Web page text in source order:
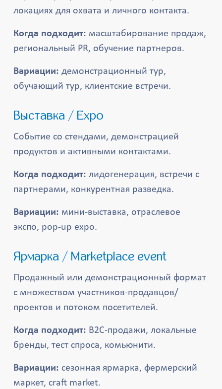
локациях для охвата и личного контакта.
Когда подходит: масштабирование продаж,
региональный PR, обучение партнеров.
Вариации: демонстрационный тур,
обучающий тур, клиентские встречи.
Выставка / Expo
Событие со стендами, демонстрацией
продуктов и активными контактами.
Когда подходит: лидогенерация, встречи с
партнерами, конкурентная разведка.
Вариации: мини-выставка, отраслевое
экспо, pop-up expo.
Ярмарка / Marketplace event
Продажный или демонстрационный формат
с множеством участников-продавцов/
проектов и потоком посетителей.
Когда подходит: B2C-продажи, локальные
бренды, тест спроса, комьюнити.
Вариации: сезонная ярмарка, фермерский
маркет, craft market.